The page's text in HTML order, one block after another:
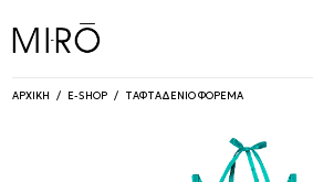
ΑΡΧΙΚΗ / E-SHOP / ΤΑΦΤΑΔΕΝΙΟ ΦΟΡΕΜΑ